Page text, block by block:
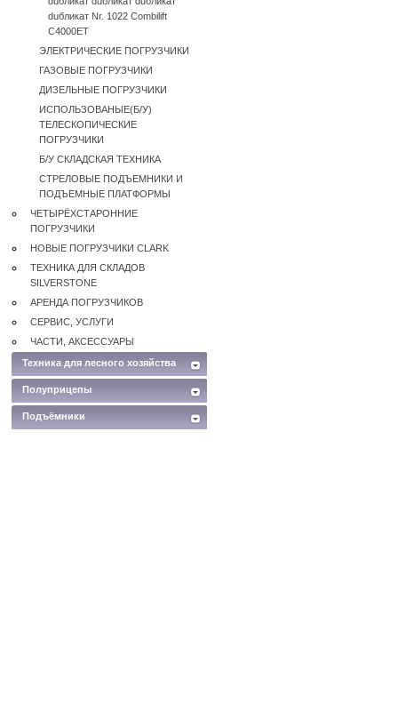
duбликат Nr. 1022 Combilift
C4000ET
ЭЛЕКТРИЧЕСКИЕ ПОГРУЗЧИКИ
ГАЗОВЫЕ ПОГРУЗЧИКИ
ДИЗЕЛЬНЫЕ ПОГРУЗЧИКИ
ИСПОЛЬЗОВАНЫЕ(Б/У)
ТЕЛЕСКОПИЧЕСКИЕ
ПОГРУЗЧИКИ
Б/У CКЛАДСКАЯ ТЕХНИКА
СТРЕЛОВЫЕ ПОДЪЕМНИКИ И
ПОДЪЕМНЫЕ ПЛАТФОРМЫ
ЧЕТЫРЁХСТАРОННИЕ
ПОГРУЗЧИКИ
НОВЫЕ ПОГРУЗЧИКИ CLARK
ТЕХНИКА ДЛЯ СКЛАДОВ
SILVERSTONE
АРЕНДА ПОГРУЗЧИКОВ
СЕРВИС, УСЛУГИ
ЧАСТИ, АКСЕССУАРЫ
Техника для лесного хозяйства
Полуприцепы
Подъёмники